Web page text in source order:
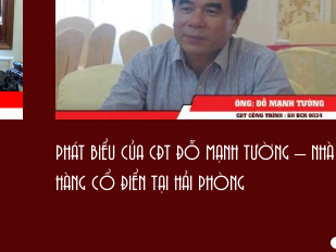
PHÁT BIỂU CỦA CĐT ĐỖ MẠNH TƯỜNG – NHÀ
HÀNG CỔ ĐIỂN TẠI HẢI PHÒNG